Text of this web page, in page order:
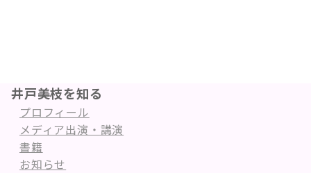
井戸美枝を知る
プロフィール
メディア出演・講演
書籍
お知らせ